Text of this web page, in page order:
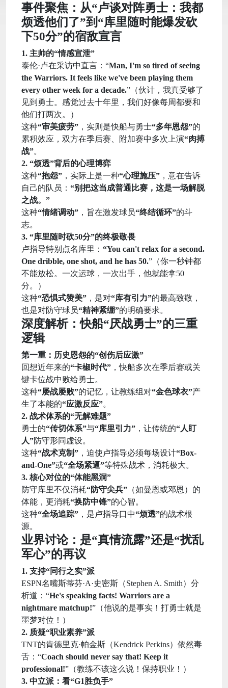
事件聚焦：从“卢谈对阵勇士：我都
烦透他们了”到“库里随时能爆发砍
下50分”的宿敌宣言
1. 主帅的“情感宣泄”
泰伦·卢在采访中直言：“Man, I'm so tired of seeing
the Warriors. It feels like we've been playing them
every other week for a decade.”（伙计，我真受够了
见到勇士。感觉过去十年里，我们好像每周都要和
他们打两次。）
这种“审美疲劳” ，实则是快船与勇士“多年恩怨”的
累积效应，双方在季后赛、附加赛中多次上演“肉搏
战”。
2. “烦透”背后的心理博弈
这种“抱怨” ，实际上是一种“心理施压” ，意在告诉
自己的队员： “别把这当成普通比赛，这是一场解脱
之战。”
这种“情绪调动” ，旨在激发球员“终结循环”的斗
志。
3. “库里随时砍50分”的终极敬畏
卢指导特别点名库里： “You can't relax for a second.
One dribble, one shot, and he has 50.”（你一秒钟都
不能放松。一次运球，一次出手，他就能拿50
分。）
这种“恐惧式赞美” ，是对“库有引力”的最高致敬，
也是对防守球员“精神紧绷”的明确要求。
深度解析：快船“厌战勇士”的三重
逻辑
第一重：历史恩怨的“创伤后应激”
回想近年来的“卡椒时代” ，快船多次在季后赛或关
键卡位战中败给勇士。
这种“屡战屡败”的记忆，让教练组对“金色球衣”产
生了本能的“应激反应”。
2. 战术体系的“无解难题”
勇士的“传切体系”与“库里引力” ，让传统的“人盯
人”防守形同虚设。
这种“战术克制” ，迫使卢指导必须每场设计“Box-
and-One”或“全场紧逼”等特殊战术，消耗极大。
3. 核心对位的“体能黑洞”
防守库里不仅消耗“防守尖兵” （如曼恩或邓恩）的
体能，更消耗“换防中锋”的心智。
这种“全场追踪” ，是卢指导口中“烦透”的战术根
源。
业界讨论：是“真情流露”还是“扰乱
军心”的再议
1. 支持“同行之实”派
ESPN名嘴斯蒂芬·A·史密斯（Stephen A. Smith）分
析道：“He's speaking facts! Warriors are a
nightmare matchup!”（他说的是事实！打勇士就是
噩梦对位！）
2. 质疑“职业素养”派
TNT的肯德里克·帕金斯（Kendrick Perkins）依然毒
舌：“Coach should never say that! Keep it
professional!”（教练不该这么说！保持职业！）
3. 中立派：看“G1胜负手”